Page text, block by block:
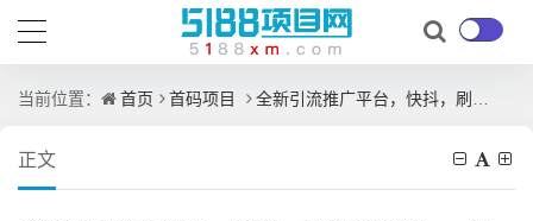
当前位置： 首页 首码项目 全新引流推广平台，快抖，刷视频赚钱，一天可赚20多块
正文